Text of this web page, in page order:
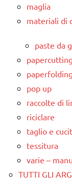
maglia
materiali di
paste da
papercutting
pop up
raccolte di
riciclare
taglio e
tessitura
varie –
TUTTI GLI